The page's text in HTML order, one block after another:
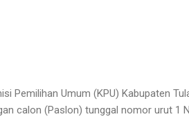
Pemilihan Umum (KPU) Kabupaten
calon (Paslon) tunggal nomor urut 1